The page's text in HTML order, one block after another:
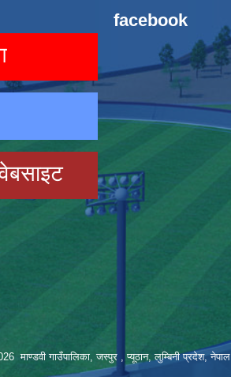
facebook
माण्डवी गाउँपालिका, जस्पुर , प्यूठान, लुम्बिनी प्रदेश, नेपाल